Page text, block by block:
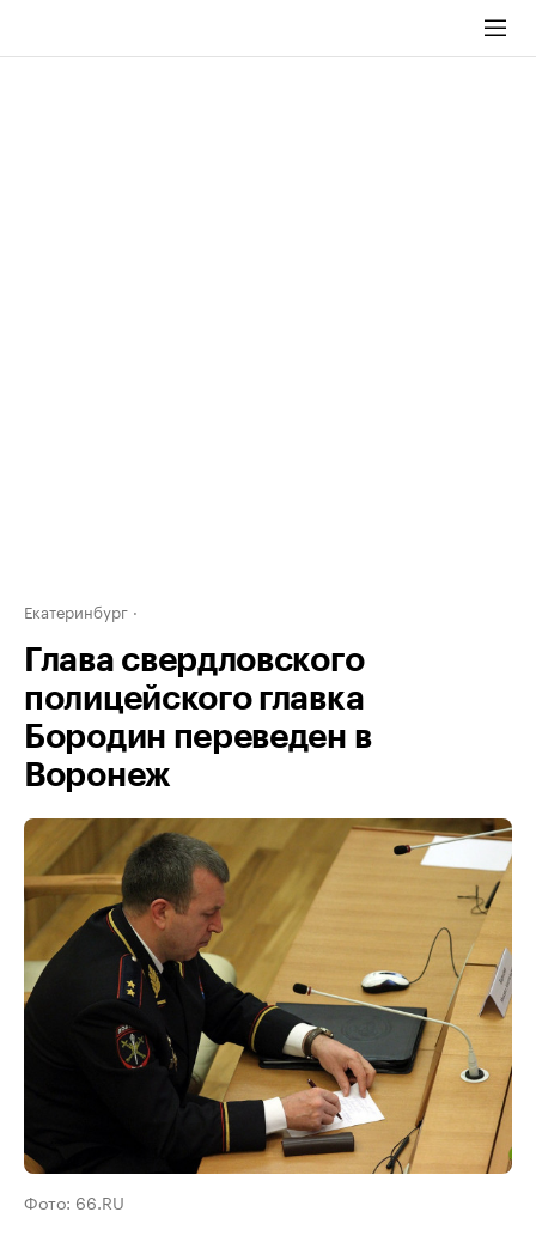
Екатеринбург
Глава свердловского
полицейского главка
Бородин переведен в
Воронеж
Фото: 66.RU